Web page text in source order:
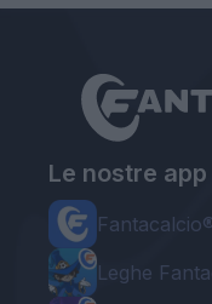
Le nostre app
Leghe